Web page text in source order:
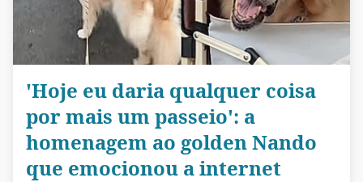
'Hoje eu daria qualquer coisa
por mais um passeio': a
homenagem ao golden Nando
que emocionou a internet